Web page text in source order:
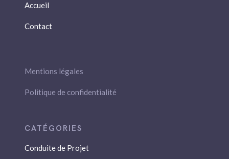
Accueil
Contact
Mentions légales
Politique de confidentialité
Conduite de Projet